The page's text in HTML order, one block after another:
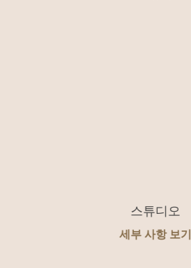
스튜디오
세부 사항 보기